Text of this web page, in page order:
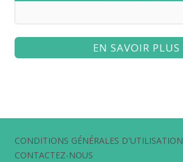
EN SAVOIR PLUS
CONDITIONS GÉNÉRALES D'UTILISATION
CONTACTEZ-NOUS